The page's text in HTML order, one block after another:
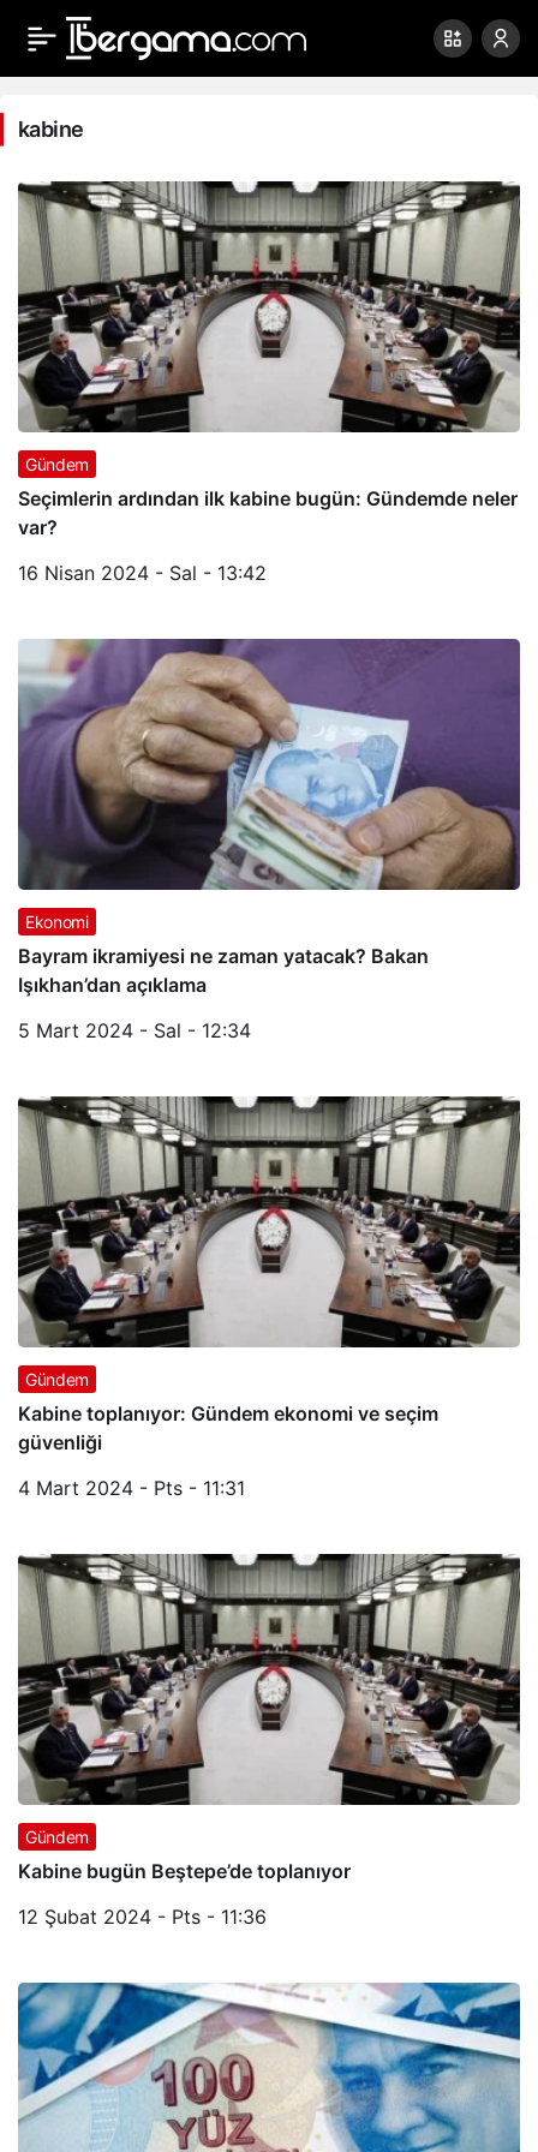
kabine
Haberleri
kabine
Gündem
Seçimlerin ardından ilk kabine bugün: Gündemde neler
var?
16 Nisan 2024 - Sal - 13:42
Ekonomi
Bayram ikramiyesi ne zaman yatacak? Bakan
Işıkhan’dan açıklama
5 Mart 2024 - Sal - 12:34
Gündem
Kabine toplanıyor: Gündem ekonomi ve seçim
güvenliği
4 Mart 2024 - Pts - 11:31
Gündem
Kabine bugün Beştepe’de toplanıyor
12 Şubat 2024 - Pts - 11:36